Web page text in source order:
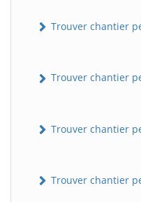
Trouver chantier
Trouver chantier
Trouver chantier
Trouver chantier